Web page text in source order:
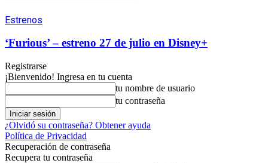
Estrenos
‘Furious’ – estreno 27 de julio en Disney+
Registrarse
¡Bienvenido! Ingresa en tu cuenta
tu nombre de usuario
tu contraseña
¿Olvidó su contraseña? Obtener ayuda
Política de Privacidad
Recuperación de contraseña
Recupera tu contraseña